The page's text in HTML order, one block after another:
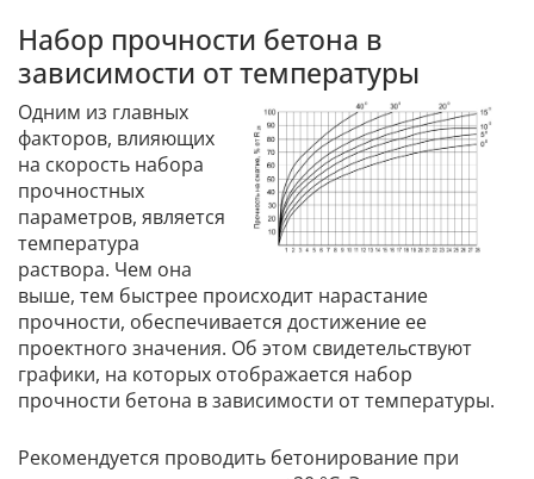
Набор прочности бетона в
зависимости от температуры
Одним из главных
факторов, влияющих
на скорость набора
прочностных
параметров, является
температура
раствора. Чем она
выше, тем быстрее происходит нарастание
прочности, обеспечивается достижение ее
проектного значения. Об этом свидетельствуют
графики, на которых отображается набор
прочности бетона в зависимости от температуры.
Рекомендуется проводить бетонирование при